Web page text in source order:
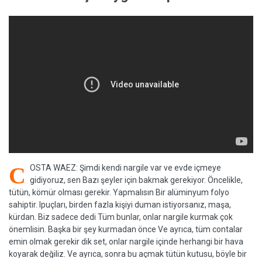
C
OSTA WAEZ: Şimdi kendi nargile var ve evde içmeye
gidiyoruz, sen Bazı şeyler için bakmak gerekiyor. Öncelikle,
tütün, kömür olması gerekir. Yapmalısın Bir alüminyum folyo
sahiptir. Ipuçları, birden fazla kişiyi duman istiyorsanız, maşa,
kürdan. Biz sadece dedi Tüm bunlar, onlar nargile kurmak çok
önemlisin. Başka bir şey kurmadan önce Ve ayrıca, tüm contalar
emin olmak gerekir dik set, onlar nargile içinde herhangi bir hava
koyarak değiliz. Ve ayrıca, sonra bu açmak tütün kutusu, böyle bir